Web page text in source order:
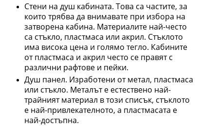
Стени на душ кабината. Това са частите, за
които трябва да внимавате при избора на
затворена кабина. Материалите най-често
са стъкло, пластмаса или акрил. Стъклото
има висока цена и голямо тегло. Кабините
от пластмаса и акрил често се правят с
различни рафтове и пейки.
Душ панел. Изработени от метал, пластмаса
или стъкло. Металът е естествено най-
трайният материал в този списък, стъклото
е най-привлекателното, а пластмасата е
най-достъпна.